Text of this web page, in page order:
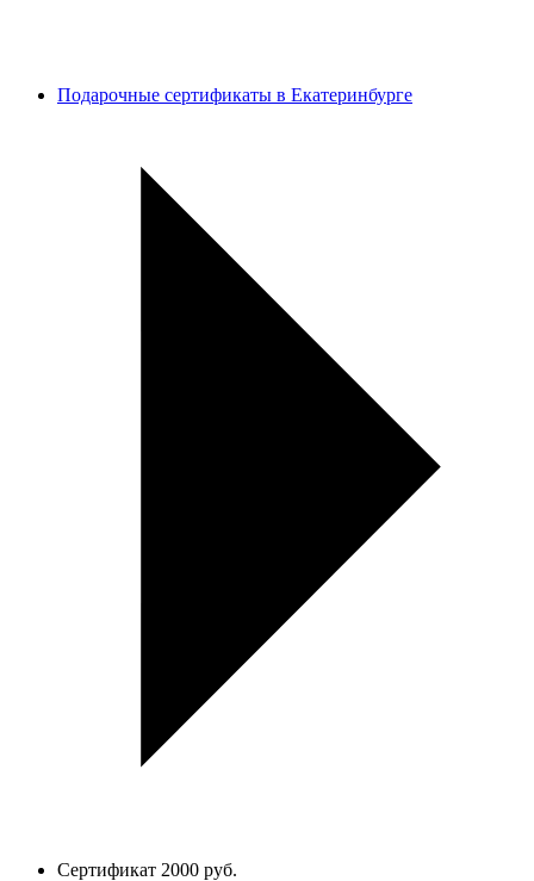
Подарочные сертификаты в Екатеринбурге
Сертификат 2000 руб.